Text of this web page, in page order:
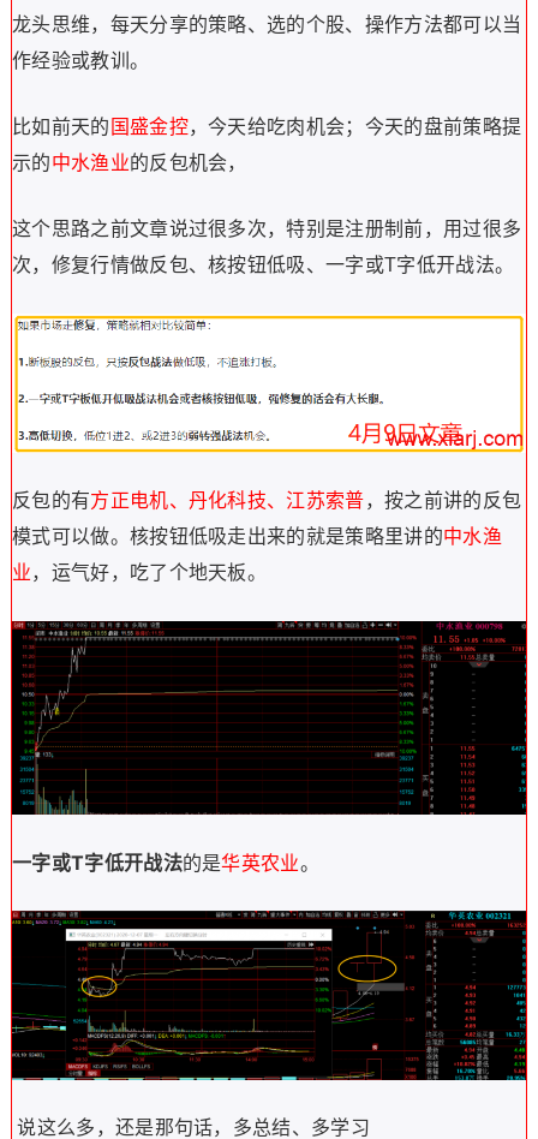
龙头思维，每天分享的策略、选的个股、操作方法都可以当
作经验或教训。
比如前天的 国盛金控，今天给吃肉机会；今天的盘前策略提
示的中水渔业的反包机会，
这个思路之前文章说过很多次，特别是注册制前，用过很多
次，修复行情做反包、核按钮低吸、一字或T字低开战法。
反包的有方正电机、丹化科技、江苏索普，按之前讲的反包
模式可以做。核按钮低吸走出来的就是策略里讲的中水渔
业，运气好，吃了个地天板。
一字或T字低开战法的是华英农业。
说这么多，还是那句话，多总结、多学习